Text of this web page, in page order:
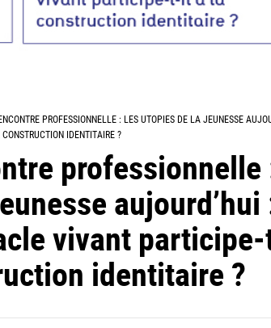
PROFESSIONNELLE : LES UTOPIES DE LA JEUNESSE
IDENTITAIRE ?
aujourd’hui
vivant
identitaire ?